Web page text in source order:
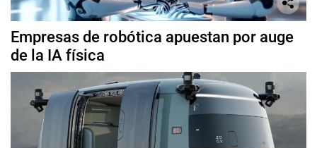
Empresas de robótica apuestan por auge
de la IA física